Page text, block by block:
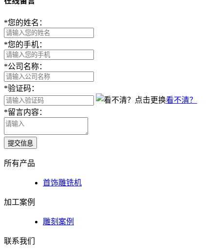
*您的姓名：
*您的手机：
*公司名称：
*验证码：
看不清？
*留言内容：
提交信息
所有产品
首饰雕铣机
加工案例
雕刻案例
联系我们